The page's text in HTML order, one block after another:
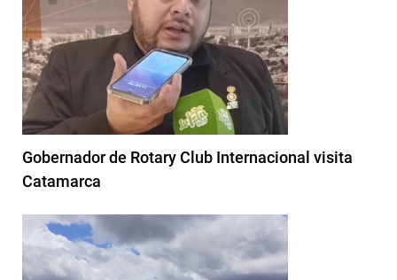
Gobernador de Rotary Club Internacional visita
Catamarca